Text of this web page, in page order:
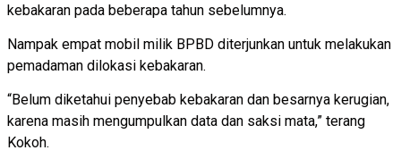
kebakaran pada beberapa tahun sebelumnya.
Nampak empat mobil milik BPBD diterjunkan untuk melakukan
pemadaman dilokasi kebakaran.
“Belum diketahui penyebab kebakaran dan besarnya kerugian,
karena masih mengumpulkan data dan saksi mata,” terang
Kokoh.